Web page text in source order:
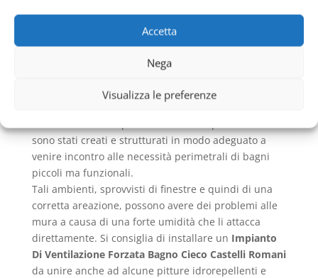
Accetta
Nega
Visualizza le preferenze
Bagno Cieco Castelli Romaniche permette di creare
anche di combattere l’umidità che si crea.
beneficio anti batterico e non fa compatire i cattivi
sono stati creati e strutturati in modo adeguato a
venire incontro alle necessità perimetrali di bagni
piccoli ma funzionali.
Tali ambienti, sprovvisti di finestre e quindi di una
corretta areazione, possono avere dei problemi alle
mura a causa di una forte umidità che li attacca
direttamente. Si consiglia di installare un Impianto
Di Ventilazione Forzata Bagno Cieco Castelli Romani
da unire anche ad alcune pitture idrorepellenti e